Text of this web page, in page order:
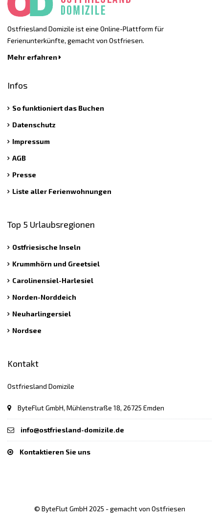
Ostfriesland Domizile ist eine Online-Plattform für
Ferienunterkünfte, gemacht von Ostfriesen.
Mehr erfahren
Infos
So funktioniert das Buchen
Datenschutz
Impressum
AGB
Presse
Liste aller Ferienwohnungen
Top 5 Urlaubsregionen
Ostfriesische Inseln
Krummhörn und Greetsiel
Carolinensiel-Harlesiel
Norden-Norddeich
Neuharlingersiel
Nordsee
Kontakt
Ostfriesland Domizile
ByteFlut GmbH, Mühlenstraße 18, 26725 Emden
info@ostfriesland-domizile.de
Kontaktieren Sie uns
© ByteFlut GmbH 2025 - gemacht von Ostfriesen